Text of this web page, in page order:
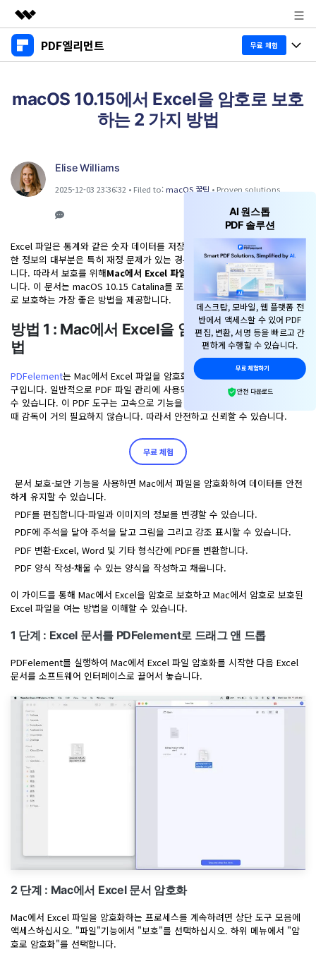
주요 제품
유틸리티
개요
플랜 및 가격
도움말 센터
PDF엘리먼트 무료 체험
Mac용
모바일 앱
iPhone/iPad용
Android용
클라우드
문서 클라우드
PDF 온라인 도구
PDF JPG 변환
PDF PPT 변환
PDF 회전
기타 온라인 도구
PDF 병합
개인용
PDF 변환
PDF 압축
PDF 구성
PDF 서명
PDF 보호
PDF 일괄 작업
PDF 데이터 추출
AI PDF 요약기
PDF 전자 서명
모든 기능 알아보기
PDF와 채팅하기
AI PDF 요약기
AI PDF 번역기
AI 문법 검사기
이미지와 채팅하기
AI PDF 재작성
AI PDF 설명
AI 지원 센터
비즈니스
최신 버전 업그레이드
새로운 기능
작동 환경
사용자 가이드
자주 묻는 질문
고객 지원
도움말 센터
구독 취소
네이버 블로그
무료 다운로드 구매하기
로그인
검색
macOS 10.15에서 Excel을 암호로 보호
하는 2 가지 방법
Elise Williams
2025-12-03 23:36:32 • Filed to:macOS 꿀팁 • Proven solutions
Excel 파일은 통계와 같은 숫자 데이터를 저장하는 데 자주 사용됩니다. 그러
한 정보의 대부분은 특히 재정 문제가 있는 경우 대중의 눈을 위한 것이 아닙
니다. 따라서 보호를 위해Mac에서 Excel 파일을 암호화하는 방법을 배워야합
니다. 이 문서는 macOS 10.15 Catalina를 포함하여 Mac에서 Excel을 암호
로 보호하는 가장 좋은 방법을 제공합니다.
방법 1 : Mac에서 Excel을 암호로 보호하는 방
법
PDFelement는 Mac에서 Excel 파일을 암호화할 수 있는 권장되고 강력한 도
구입니다. 일반적으로 PDF 파일 관리에 사용되지만 다른 여러 작업도 처리할
수 ​​있습니다. 이 PDF 도구는 고속으로 기능을 처리하고 배치 파일을 처리할
때 감독이 거의 필요하지 않습니다. 따라서 안전하고 신뢰할 수 있습니다.
무료 체험
문서 보호-보안 기능을 사용하면 Mac에서 파일을 암호화하여 데이터를 안전
하게 유지할 수 있습니다.
PDF를 편집합니다-파일과 이미지의 정보를 변경할 수 있습니다.
PDF에 주석을 달아 주석을 달고 그림을 그리고 강조 표시할 수 있습니다.
PDF 변환-Excel, Word 및 기타 형식간에 PDF를 변환합니다.
PDF 양식 작성-채울 수 있는 양식을 작성하고 채웁니다.
이 가이드를 통해 Mac에서 Excel을 암호로 보호하고 Mac에서 암호로 보호된
Excel 파일을 여는 방법을 이해할 수 있습니다.
1 단계 : Excel 문서를 PDFelement로 드래그 앤 드롭
PDFelement를 실행하여 Mac에서 Excel 파일 암호화를 시작한 다음 Excel
문서를 소프트웨어 인터페이스로 끌어서 놓습니다.
2 단계 : Mac에서 Excel 문서 암호화
Mac에서 Excel 파일을 암호화하는 프로세스를 계속하려면 상단 도구 모음에
액세스하십시오. "파일"기능에서 "보호"를 선택하십시오. 하위 메뉴에서 "암
호로 암호화"를 선택합니다.
AI 원스톱
PDF 솔루션
데스크탑, 모바일, 웹 플랫폼 전
반에서 액세스할 수 있어 PDF
편집, 변환, 서명 등을 빠르고 간
편하게 수행할 수 있습니다.
무료 체험하기
안전 다운로드